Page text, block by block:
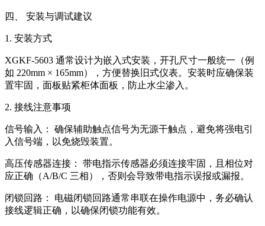
四、 安装与调试建议
1. 安装方式
XGKF-5603 通常设计为嵌入式安装，开孔尺寸一般统一（例
如 220mm × 165mm），方便替换旧式仪表。安装时应确保装
置牢固，面板贴紧柜体面板，防止水尘渗入。
2. 接线注意事项
信号输入： 确保辅助触点信号为无源干触点，避免将强电引
入信号端，以免烧毁装置。
高压传感器连接： 带电指示传感器必须连接牢固，且相位对
应正确（A/B/C 三相），否则会导致带电指示误报或漏报。
闭锁回路： 电磁闭锁回路通常串联在操作电源中，务必确认
接线逻辑正确，以确保闭锁功能有效。